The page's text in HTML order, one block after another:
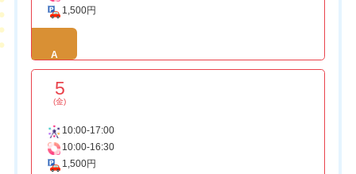
1,500円
A
5
(金)
10:00-17:00
10:00-16:30
1,500円